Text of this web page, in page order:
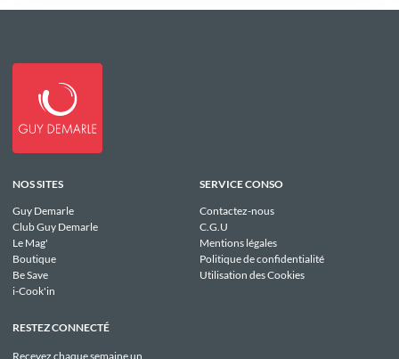
NOS SITES
Guy Demarle
Club Guy Demarle
Le Mag'
Boutique
Be Save
i-Cook'in
SERVICE CONSO
Contactez-nous
C.G.U
Mentions légales
Politique de confidentialité
Utilisation des Cookies
RESTEZ CONNECTÉ
Recevez chaque semaine un